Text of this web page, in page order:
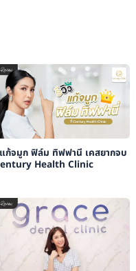
ก้จมูก ฟิล์ม ทิฟฟานี เคสยากจบ
Health Clinic